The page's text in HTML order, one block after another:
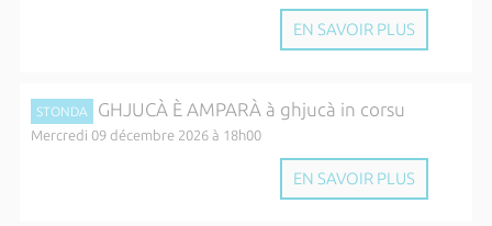
EN SAVOIR PLUS
STONDA GHJUCÀ È AMPARÀ à ghjucà in corsu
Mercredi 09 décembre 2026 à 18h00
EN SAVOIR PLUS